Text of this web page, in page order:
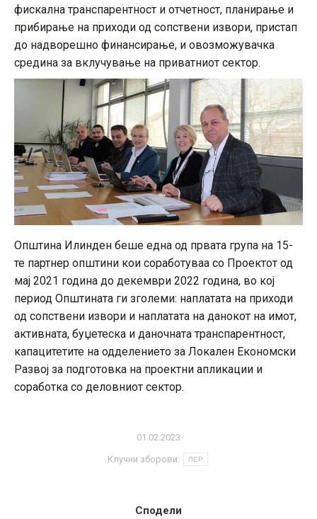
фискална транспарентност и отчетност, планирање и
прибирање на приходи од сопствени извори, пристап
до надворешно финансирање, и овозможувачка
средина за вклучување на приватниот сектор.
Општина Илинден беше една од првата група на 15-
те партнер општини кои соработуваа со Проектот од
мај 2021 година до декември 2022 година, во кој
период Општината ги зголеми: наплатата на приходи
од сопствени извори и наплатата на данокот на имот,
активната, буџетеска и даночната транспарентност,
капацитетите на одделението за Локален Економски
Развој за подготовка на проектни апликации и
соработка со деловниот сектор.
01.02.2023
Клучни зборови: ЛЕР
Сподели